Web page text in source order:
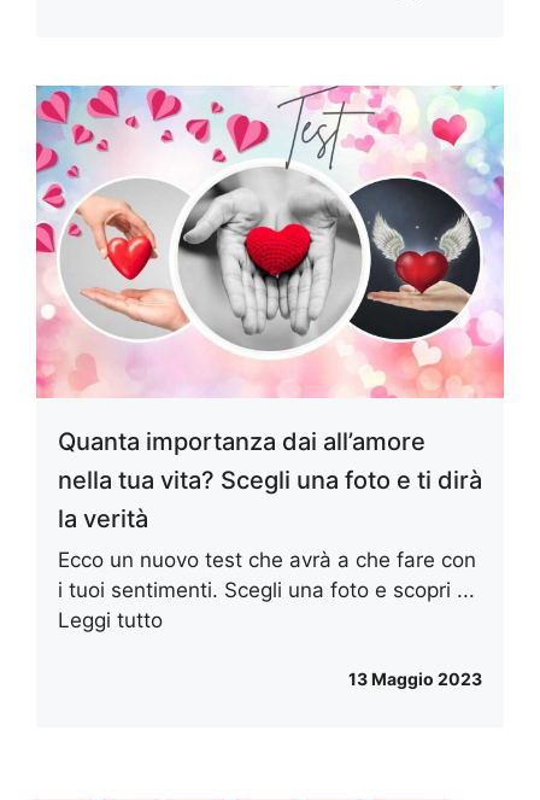
Quanta importanza dai all’amore
nella tua vita? Scegli una foto e ti dirà
la verità
Ecco un nuovo test che avrà a che fare con
i tuoi sentimenti. Scegli una foto e scopri ...
Leggi tutto
13 Maggio 2023